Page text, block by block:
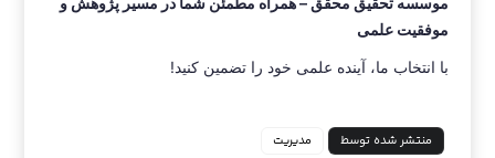
موفقیت علمی
با انتخاب ما، آینده علمی خود را تضمین کنید!
منتشر شده توسط مدیریت